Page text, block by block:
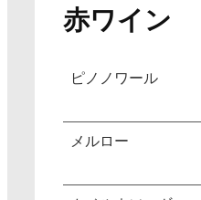
赤ワイン
ピノノワール
メルロー